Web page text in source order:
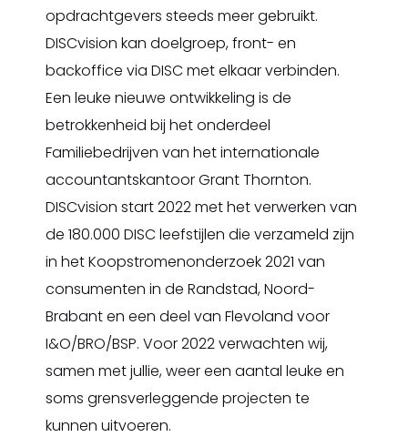
opdrachtgevers steeds meer gebruikt.
DISCvision kan doelgroep, front- en
backoffice via DISC met elkaar verbinden.
Een leuke nieuwe ontwikkeling is de
betrokkenheid bij het onderdeel
Familiebedrijven van het internationale
accountantskantoor Grant Thornton.
DISCvision start 2022 met het verwerken van
de 180.000 DISC leefstijlen die verzameld zijn
in het Koopstromenonderzoek 2021 van
consumenten in de Randstad, Noord-
Brabant en een deel van Flevoland voor
I&O/BRO/BSP. Voor 2022 verwachten wij,
samen met jullie, weer een aantal leuke en
soms grensverleggende projecten te
kunnen uitvoeren.